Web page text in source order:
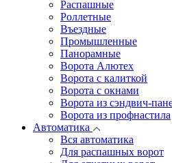
Распашные
Роллетные
Въездные
Промышленные
Панорамные
Ворота Алютех
Ворота с калиткой
Ворота c окнами
Ворота из сэндвич-
Ворота из профнастила
Автоматика
Вся автоматика
Для распашных ворот